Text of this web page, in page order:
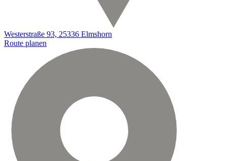
Westerstraße 93, 25336 Elmshorn
Route planen